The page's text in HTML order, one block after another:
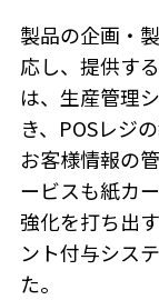
製品の企画・
応し、提供す
は、生産管理
き、POSレジ
お客様情報の
ービスも紙カ
強化を打ち出
ント付与シス
た。